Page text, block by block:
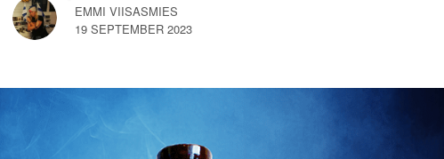
EMMI VIISASMIES
19 SEPTEMBER 2023
SEM VAN HEMERT